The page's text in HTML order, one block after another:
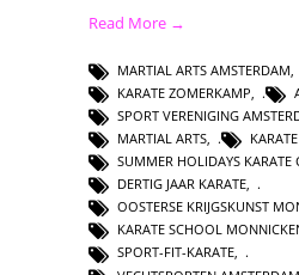
Read More →
MARTIAL ARTS AMSTERDAM
KARATE ZOMERKAMP,
SPORT VERENIGING
MARTIAL ARTS,
SUMMER HOLIDAYS KARATE
DERTIG JAAR KARATE,
OOSTERSE KRIJGSKUNST
KARATE SCHOOL
SPORT-FIT-KARATE,